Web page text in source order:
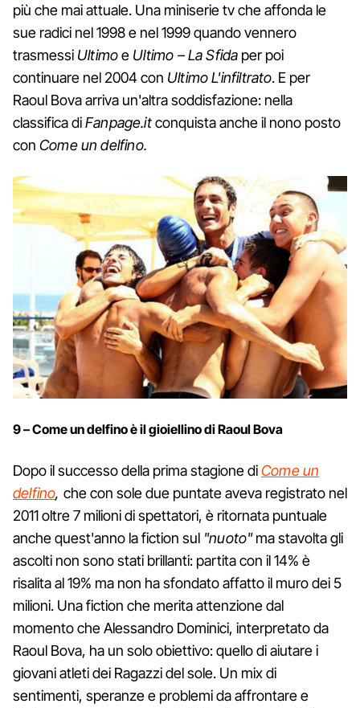
più che mai attuale. Una miniserie tv che affonda le
sue radici nel 1998 e nel 1999 quando vennero
trasmessi Ultimoe Ultimo – La Sfida per poi
continuare nel 2004 con Ultimo L'infiltrato. E per
Raoul Bova arriva un'altra soddisfazione: nella
classifica diFanpage.itconquista anche il nono posto
con Come un delfino.
9 – Come un delfino è il gioiellino di Raoul Bova
Dopo il successo della prima stagione diCome un
delfino, che con sole due puntate aveva registrato nel
2011 oltre 7 milioni di spettatori, è ritornata puntuale
anche quest'anno la fiction sul "nuoto"ma stavolta gli
ascolti non sono stati brillanti: partita con il 14% è
risalita al 19% ma non ha sfondato affatto il muro dei 5
milioni. Una fiction che merita attenzione dal
momento che Alessandro Dominici, interpretato da
Raoul Bova, ha un solo obiettivo: quello di aiutare i
giovani atleti dei Ragazzi del sole. Un mix di
sentimenti, speranze e problemi da affrontare e